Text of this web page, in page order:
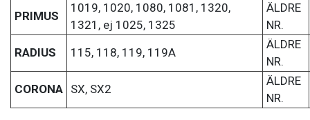
PRIMUS
1019, 1020, 1080, 1081, 1320,
1321, ej 1025, 1325
ÄLDRE
NR.
RADIUS
115, 118, 119, 119A
ÄLDRE
NR.
CORONA SX, SX2
ÄLDRE
NR.